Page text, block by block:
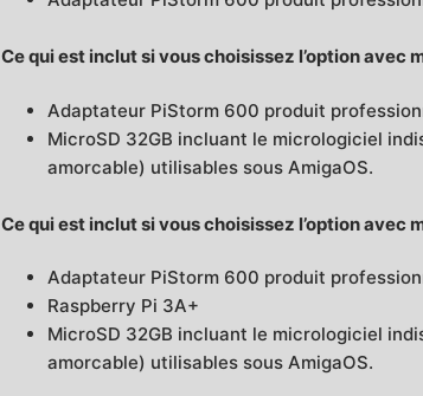
Ce qui est inclut si vous choisissez l’option avec
Adaptateur PiStorm 600 produit
MicroSD 32GB incluant le micrologiciel
amorcable) utilisables sous AmigaOS.
Ce qui est inclut si vous choisissez l’option avec
Adaptateur PiStorm 600 produit
Raspberry Pi 3A+
MicroSD 32GB incluant le micrologiciel
amorcable) utilisables sous AmigaOS.